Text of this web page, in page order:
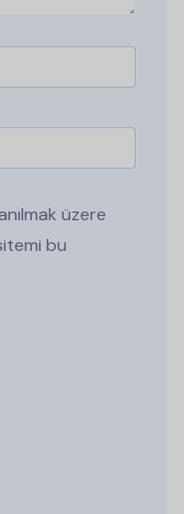
üzere
bu